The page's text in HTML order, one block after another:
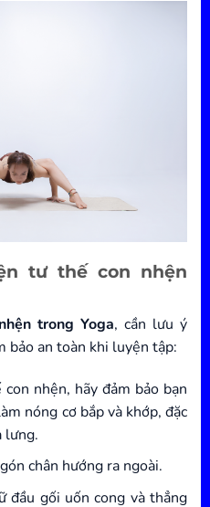
tư thế con nhện
trong Yoga, cần lưu ý
bảo an toàn khi luyện tập:
nhện, hãy đảm bảo bạn
nóng cơ bắp và khớp, đặc
lưng.
chân hướng ra ngoài.
đầu gối uốn cong và thẳng